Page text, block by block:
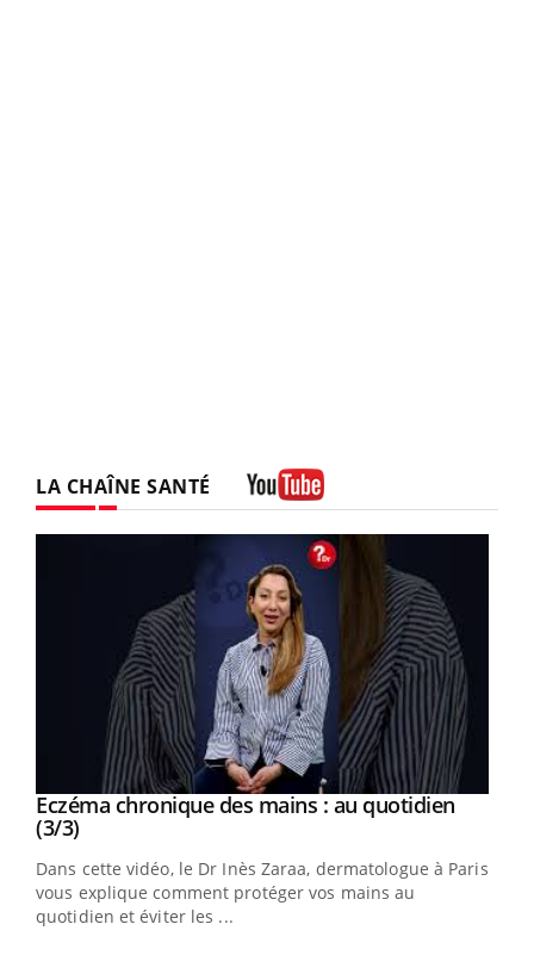
LA CHAÎNE SANTÉ
Youtube
Youtube
Eczéma chronique des mains : au quotidien
(3/3)Youtube
Dans cette vidéo, le Dr Inès Zaraa, dermatologue à Paris,
vous explique comment protéger vos mains au
quotidien et éviter les ...